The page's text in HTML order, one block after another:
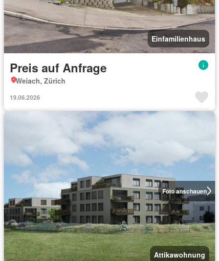
Einfamilienhaus
Preis auf Anfrage
Weiach, Zürich
19.06.2026
Foto anschauen
Attikawohnung